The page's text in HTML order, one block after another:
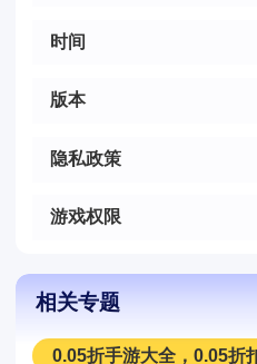
时间
版本
隐私政策
游戏权限
相关专题
0.05折手游大全，0.05折